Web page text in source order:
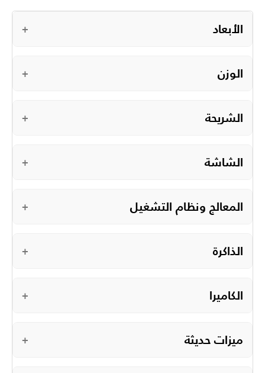
الأبعاد +
الوزن +
الشريحة +
الشاشة +
المعالج ونظام التشغيل +
الذاكرة +
الكاميرا +
ميزات حديثة +